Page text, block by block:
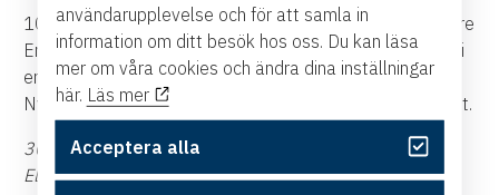
100-listan bjuder på morgonens frukost och projektledare
Emma Meijer berättar mer om initiativet. Dessutom får vi
en uppdatering från Maria Karlsson, näringslivschef på
Nyköpings kommun, om vad som är på gång i näringslivet.
30 november kl 7.30-9.00
Elverket, Västra Kvarngatan 62, Nyköping
användarupplevelse och för att samla in
information om ditt besök hos oss. Du kan läsa
mer om våra cookies och ändra dina inställningar
här. Läs mer
Acceptera alla